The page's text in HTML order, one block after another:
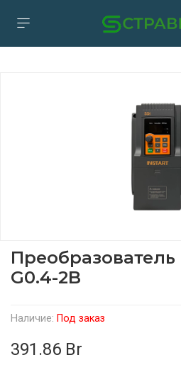
Наличие: Под заказ
Преобразователь
G0.4-2B
391.86 Br